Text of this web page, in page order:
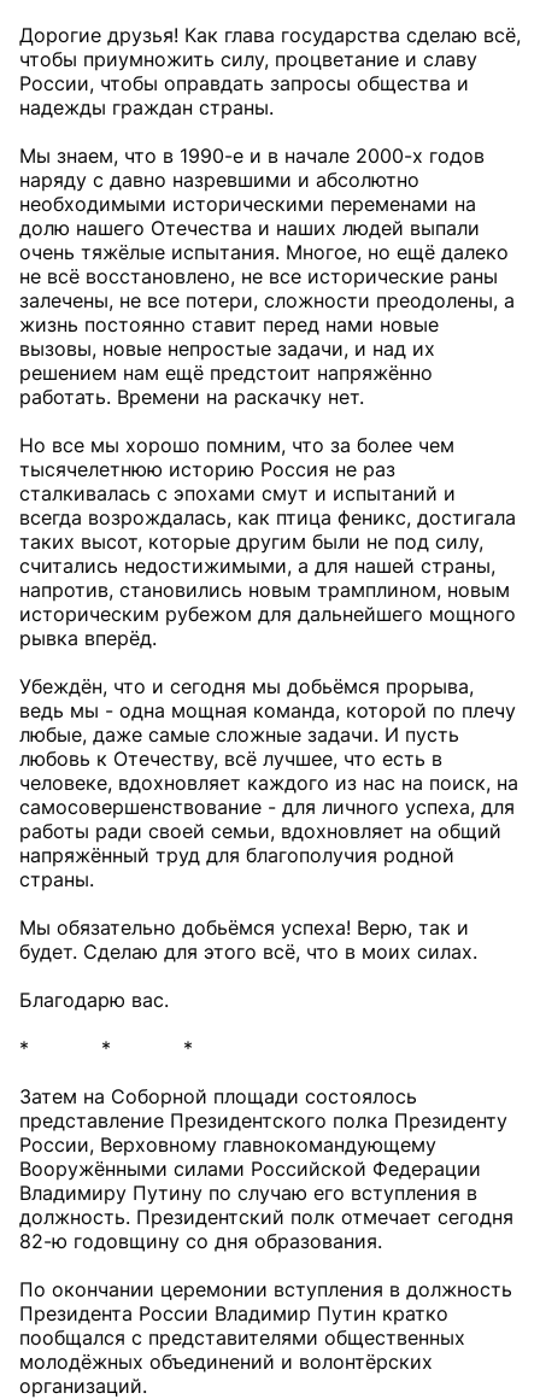
Дорогие друзья! Как глава государства сделаю всё,
чтобы приумножить силу, процветание и славу
России, чтобы оправдать запросы общества и
надежды граждан страны.
Мы знаем, что в 1990-е и в начале 2000-х годов
наряду с давно назревшими и абсолютно
необходимыми историческими переменами на
долю нашего Отечества и наших людей выпали
очень тяжёлые испытания. Многое, но ещё далеко
не всё восстановлено, не все исторические раны
залечены, не все потери, сложности преодолены, а
жизнь постоянно ставит перед нами новые
вызовы, новые непростые задачи, и над их
решением нам ещё предстоит напряжённо
работать. Времени на раскачку нет.
Но все мы хорошо помним, что за более чем
тысячелетнюю историю Россия не раз
сталкивалась с эпохами смут и испытаний и
всегда возрождалась, как птица феникс, достигала
таких высот, которые другим были не под силу,
считались недостижимыми, а для нашей страны,
напротив, становились новым трамплином, новым
историческим рубежом для дальнейшего мощного
рывка вперёд.
Убеждён, что и сегодня мы добьёмся прорыва,
ведь мы - одна мощная команда, которой по плечу
любые, даже самые сложные задачи. И пусть
любовь к Отечеству, всё лучшее, что есть в
человеке, вдохновляет каждого из нас на поиск, на
самосовершенствование - для личного успеха, для
работы ради своей семьи, вдохновляет на общий
напряжённый труд для благополучия родной
страны.
Мы обязательно добьёмся успеха! Верю, так и
будет. Сделаю для этого всё, что в моих силах.
Благодарю вас.
* * *
Затем на Соборной площади состоялось
представление Президентского полка Президенту
России, Верховному главнокомандующему
Вооружёнными силами Российской Федерации
Владимиру Путину по случаю его вступления в
должность. Президентский полк отмечает сегодня
82-ю годовщину со дня образования.
По окончании церемонии вступления в должность
Президента России Владимир Путин кратко
пообщался с представителями общественных
молодёжных объединений и волонтёрских
организаций.